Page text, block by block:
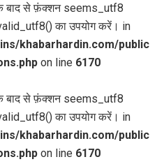
बाद से फ़ंक्शन seems_utf8
का उपयोग करें। in
khabarhardin.com/public
on line 6170
बाद से फ़ंक्शन seems_utf8
का उपयोग करें। in
khabarhardin.com/public
on line 6170